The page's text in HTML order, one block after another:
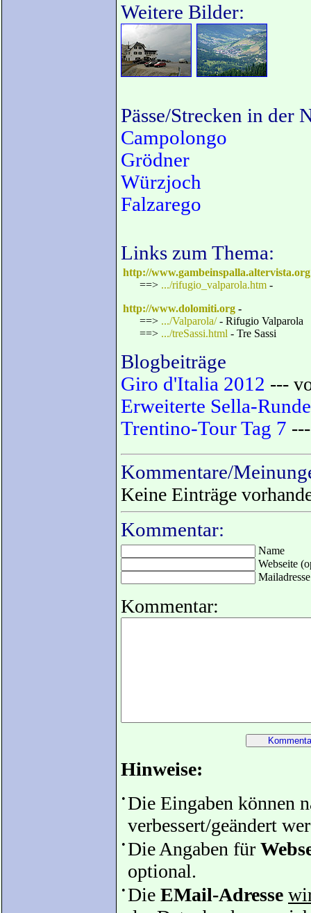
Weitere Bilder:
Pässe/Strecken in der
Campolongo
Grödner
Würzjoch
Falzarego
Links zum Thema:
http://www.gambeinspalla.altervista.org
==> .../rifugio_valparola.htm -
http://www.dolomiti.org -
==> .../Valparola/- Rifugio Valparola
==> .../treSassi.html - Tre Sassi
Blogbeiträge
Giro d'Italia 2012 ---
Erweiterte Sella-Runde
Trentino-Tour Tag 7
Kommentare/
Keine Einträge
Kommentar:
Name
Webseite
Kommentar:
Hinweise:
• Die Eingaben können
verbessert/geändert
• Die Angaben für
optional.
• Die EMail-Adresse